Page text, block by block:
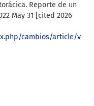
Reporte de un
May 31 [cited 2026
cambios/article/v